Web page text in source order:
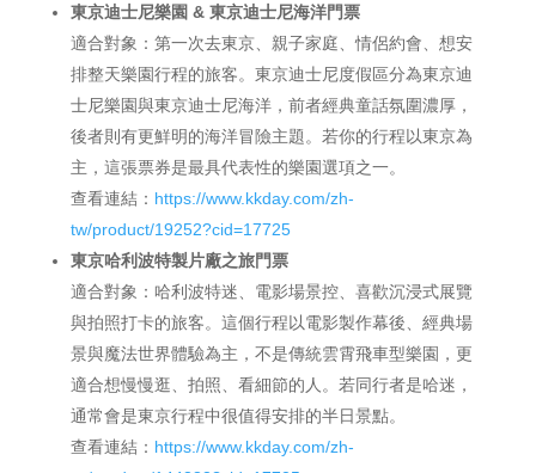
東京迪士尼樂園 & 東京迪士尼海洋門票
適合對象：第一次去東京、親子家庭、情侶約會、想安
排整天樂園行程的旅客。東京迪士尼度假區分為東京迪
士尼樂園與東京迪士尼海洋，前者經典童話氛圍濃厚，
後者則有更鮮明的海洋冒險主題。若你的行程以東京為
主，這張票券是最具代表性的樂園選項之一。
查看連結： https://www.kkday.com/zh-
tw/product/19252?cid=17725
東京哈利波特製片廠之旅門票
適合對象：哈利波特迷、電影場景控、喜歡沉浸式展覽
與拍照打卡的旅客。這個行程以電影製作幕後、經典場
景與魔法世界體驗為主，不是傳統雲霄飛車型樂園，更
適合想慢慢逛、拍照、看細節的人。若同行者是哈迷，
通常會是東京行程中很值得安排的半日景點。
查看連結： https://www.kkday.com/zh-